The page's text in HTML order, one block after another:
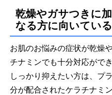
乾燥やガサつきに
なる方に向いてい
お肌のお悩みの症状が乾燥
チナミンでも十分対応がで
しっかり抑えたい方は、プ
分が配合されたケラチナミ